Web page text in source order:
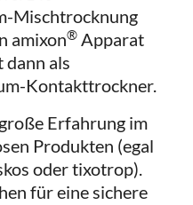
Mischtrocknung
amixon® Apparat
als
Kontakttrockner.
Erfahrung im
Produkten (egal
oder tixotrop).
für eine sichere